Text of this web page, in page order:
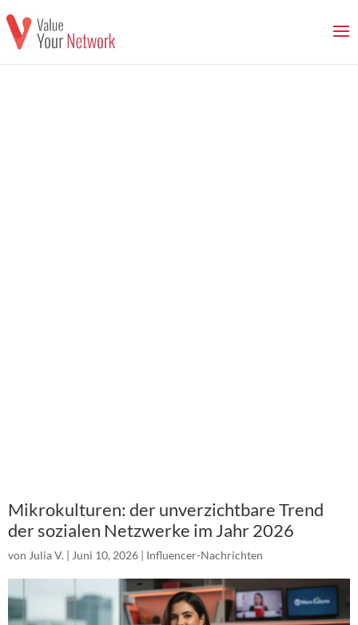
Mikrokulturen: der unverzichtbare Trend
der sozialen Netzwerke im Jahr 2026
von Julia V. | Juni 10, 2026 | Influencer-Nachrichten